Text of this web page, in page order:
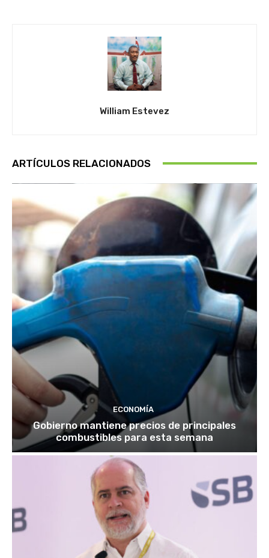
William Estevez
ARTÍCULOS RELACIONADOS
ECONOMÍA
Gobierno mantiene precios de principales
combustibles para esta semana